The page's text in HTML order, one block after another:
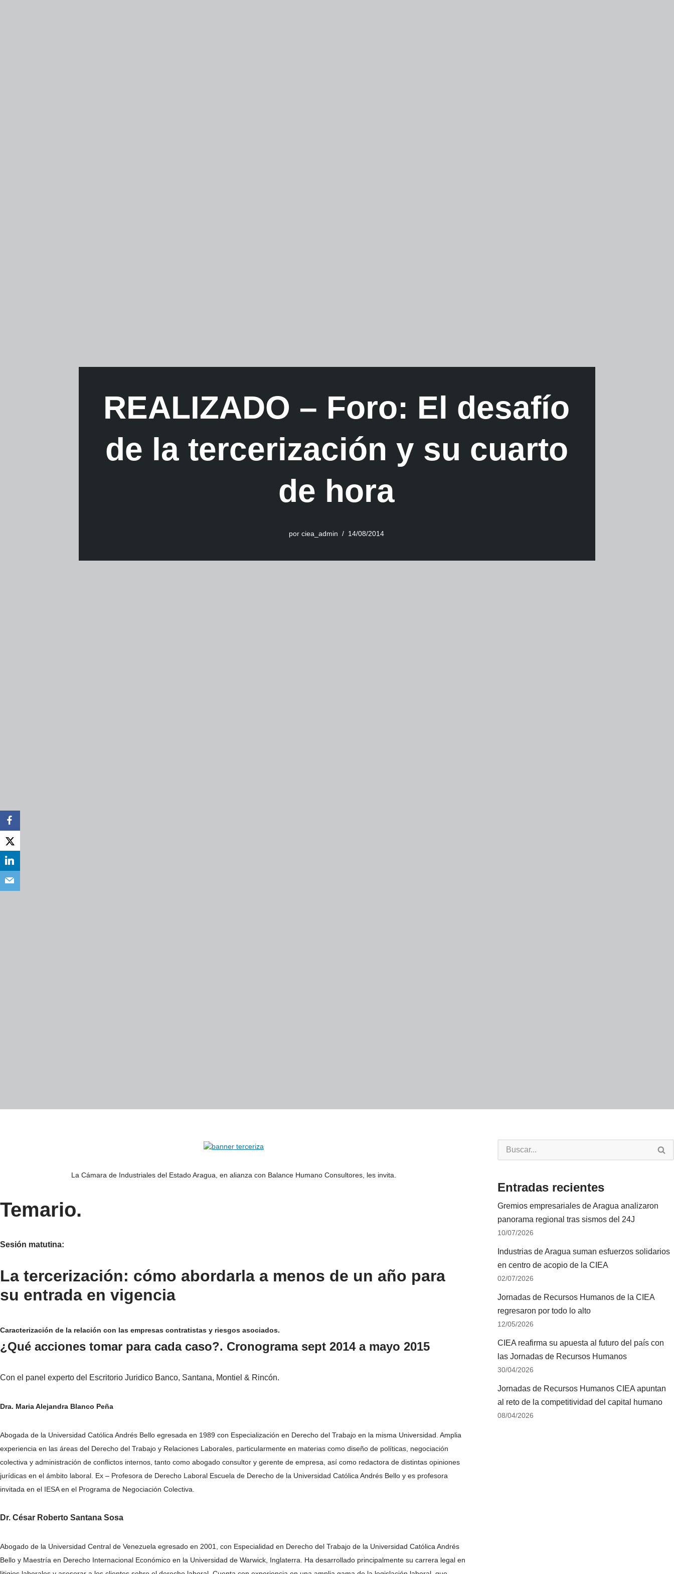
REALIZADO – Foro: El desafío
de la tercerización y su cuarto
de hora
por ciea_admin 14/08/2014
La Cámara de Industriales del Estado Aragua, en alianza con Balance Humano Consultores, les invita.
Temario.
Sesión matutina:
La tercerización: cómo abordarla a menos de un año para
su entrada en vigencia
Caracterización de la relación con las empresas contratistas y riesgos asociados.
¿Qué acciones tomar para cada caso?. Cronograma sept 2014 a mayo 2015
Con el panel experto del Escritorio Juridico Banco, Santana, Montiel & Rincón.
Dra. Maria Alejandra Blanco Peña
Abogada de la Universidad Católica Andrés Bello egresada en 1989 con Especialización en Derecho del Trabajo en la misma Universidad. Amplia
experiencia en las áreas del Derecho del Trabajo y Relaciones Laborales, particularmente en materias como diseño de políticas, negociación
colectiva y administración de conflictos internos, tanto como abogado consultor y gerente de empresa, así como redactora de distintas opiniones
jurídicas en el ámbito laboral. Ex – Profesora de Derecho Laboral Escuela de Derecho de la Universidad Católica Andrés Bello y es profesora
invitada en el IESA en el Programa de Negociación Colectiva.
Dr. César Roberto Santana Sosa
Abogado de la Universidad Central de Venezuela egresado en 2001, con Especialidad en Derecho del Trabajo de la Universidad Católica Andrés
Bello y Maestría en Derecho Internacional Económico en la Universidad de Warwick, Inglaterra. Ha desarrollado principalmente su carrera legal en
Entradas recientes
Gremios empresariales de Aragua analizaron
panorama regional tras sismos del 24J
10/07/2026
Industrias de Aragua suman esfuerzos solidarios
en centro de acopio de la CIEA
02/07/2026
Jornadas de Recursos Humanos de la CIEA
regresaron por todo lo alto
12/05/2026
CIEA reafirma su apuesta al futuro del país con
las Jornadas de Recursos Humanos
30/04/2026
Jornadas de Recursos Humanos CIEA apuntan
al reto de la competitividad del capital humano
08/04/2026